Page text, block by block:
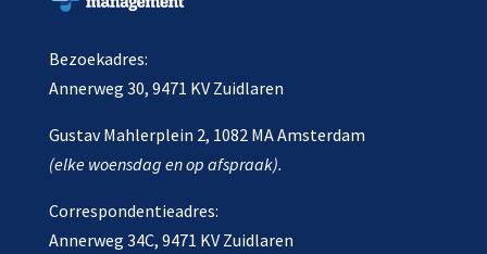
Bezoekadres:
Annerweg 30, 9471 KV Zuidlaren
Gustav Mahlerplein 2, 1082 MA Amsterdam
(elke woensdag en op afspraak).
Correspondentieadres:
Annerweg 34C, 9471 KV Zuidlaren